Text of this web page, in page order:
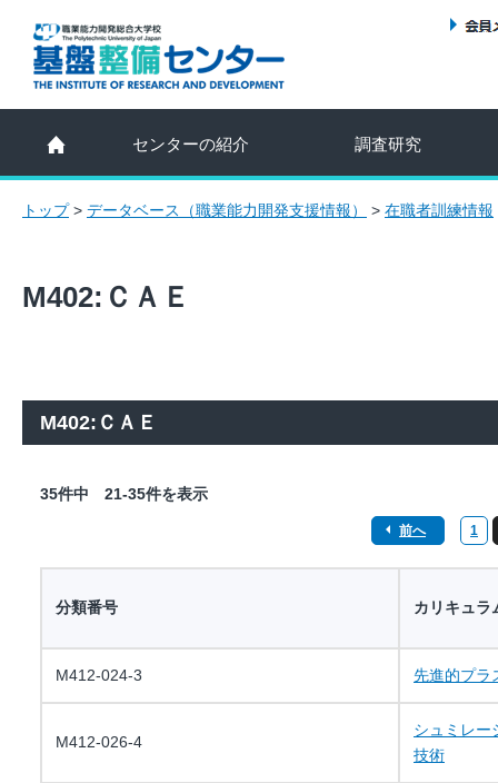
センターの紹介 調査研究
トップ> データベース（職業能力開発支援情報） > 在職者訓練情報
M402:ＣＡＥ
M402:ＣＡＥ
35件中 21-35件を表示
前へ 1
分類番号 カリキュラ
M412-024-3 先進的プラ
M412-026-4
シュミレー
技術